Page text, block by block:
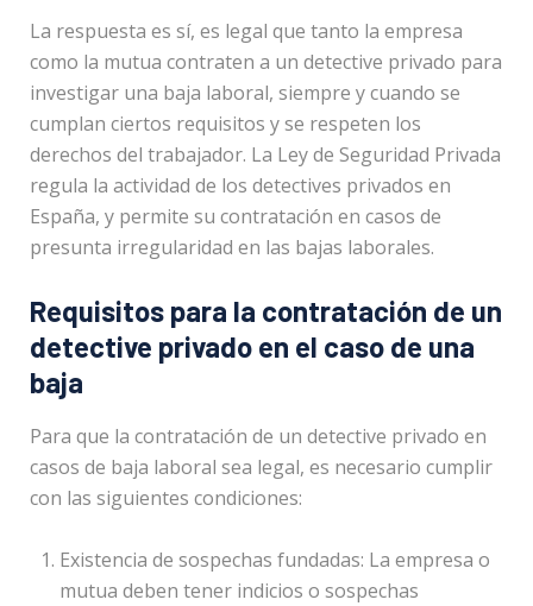
La respuesta es sí, es legal que tanto la empresa
como la mutua contraten a un detective privado para
investigar una baja laboral, siempre y cuando se
cumplan ciertos requisitos y se respeten los
derechos del trabajador. La Ley de Seguridad Privada
regula la actividad de los detectives privados en
España, y permite su contratación en casos de
presunta irregularidad en las bajas laborales.
Requisitos para la contratación de un
detective privado en el caso de una
baja
Para que la contratación de un detective privado en
casos de baja laboral sea legal, es necesario cumplir
con las siguientes condiciones:
Existencia de sospechas fundadas: La empresa o
mutua deben tener indicios o sospechas